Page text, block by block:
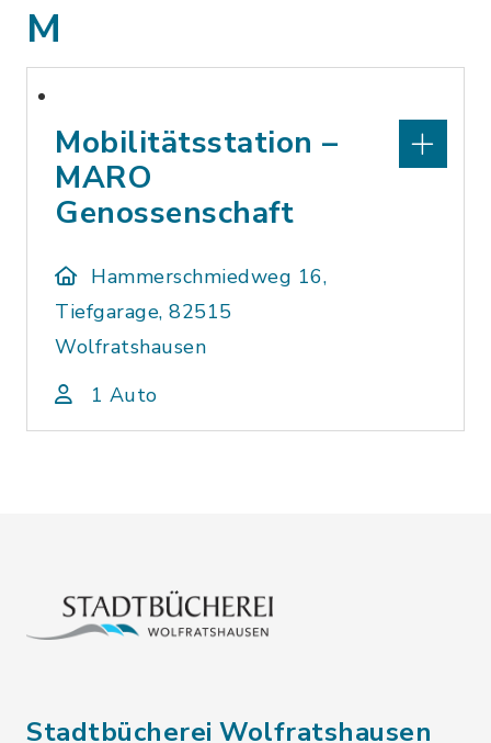
M
Mobilitätsstation –
MARO
Genossenschaft
Hammerschmiedweg 16,
Tiefgarage, 82515
Wolfratshausen
1 Auto
Stadtbücherei Wolfratshausen